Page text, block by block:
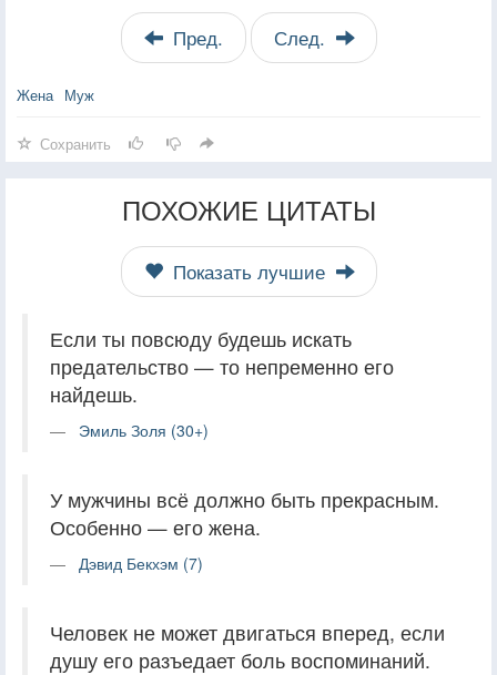
Пред. След.
Жена Муж
Сохранить
ПОХОЖИЕ ЦИТАТЫ
Показать лучшие
Если ты повсюду будешь искать
предательство — то непременно его
найдешь.
Эмиль Золя (30+)
У мужчины всё должно быть прекрасным.
Особенно — его жена.
Дэвид Бекхэм (7)
Человек не может двигаться вперед, если
душу его разъедает боль воспоминаний.